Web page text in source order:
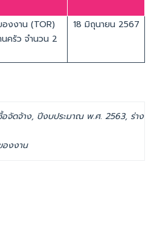
องงาน (TOR)
ครัว จำนวน 2
18 มิถุนายน 2567
อจัดจ้าง, ปีงบประมาณ พ.ศ. 2563, ร่าง
องงาน